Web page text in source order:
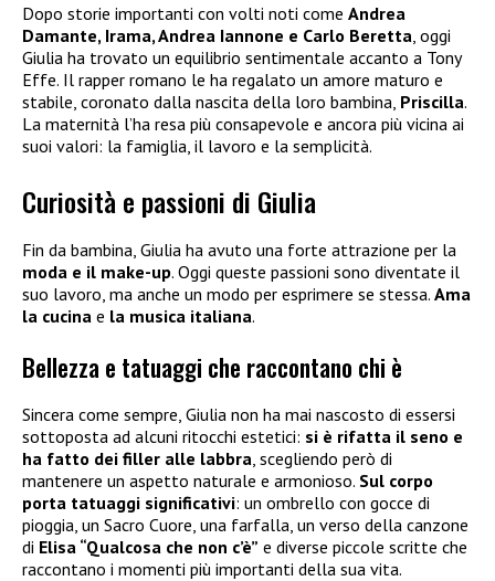
Dopo storie importanti con volti noti come Andrea
Damante, Irama, Andrea Iannone e Carlo Beretta , oggi
Giulia ha trovato un equilibrio sentimentale accanto a Tony
Effe. Il rapper romano le ha regalato un amore maturo e
stabile, coronato dalla nascita della loro bambina, Priscilla.
La maternità l’ha resa più consapevole e ancora più vicina ai
suoi valori: la famiglia, il lavoro e la semplicità.
Curiosità e passioni di Giulia
Fin da bambina, Giulia ha avuto una forte attrazione per la
moda e il make-up. Oggi queste passioni sono diventate il
suo lavoro, ma anche un modo per esprimere se stessa. Ama
la cucina e la musica italiana.
Bellezza e tatuaggi che raccontano chi è
Sincera come sempre, Giulia non ha mai nascosto di essersi
sottoposta ad alcuni ritocchi estetici: si è rifatta il seno e
ha fatto dei filler alle labbra , scegliendo però di
mantenere un aspetto naturale e armonioso. Sul corpo
porta tatuaggi significativi: un ombrello con gocce di
pioggia, un Sacro Cuore, una farfalla, un verso della canzone
di Elisa “Qualcosa che non c’è” e diverse piccole scritte che
raccontano i momenti più importanti della sua vita.